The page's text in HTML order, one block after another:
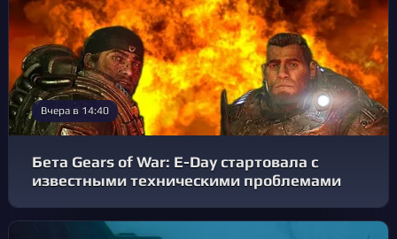
Вчера в 14:40
Бета Gears of War: E-Day стартовала с
известными техническими проблемами